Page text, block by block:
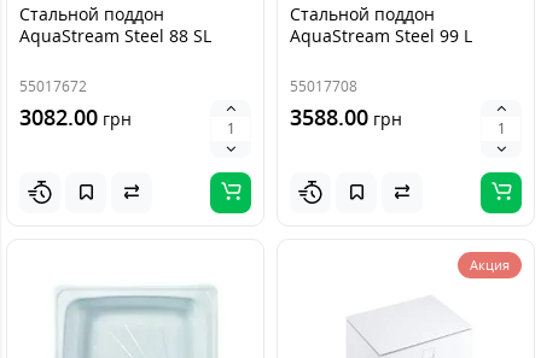
Стальной поддон
AquaStream Steel 88 SL
55017672
3082.00 грн
Стальной поддон
AquaStream Steel 99 L
55017708
3588.00 грн
Акция